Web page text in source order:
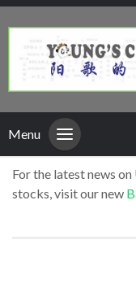
Menu
For the latest news
stocks, visit our new